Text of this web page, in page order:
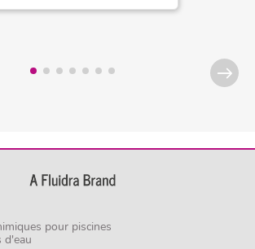
pour piscines
d'eau